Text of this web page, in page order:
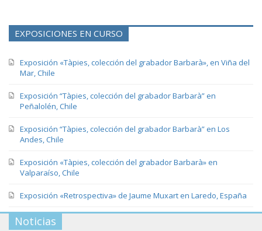
EXPOSICIONES EN CURSO
Exposición «Tàpies, colección del grabador Barbarà», en Viña del
Mar, Chile
Exposición “Tàpies, colección del grabador Barbarà” en
Peñalolén, Chile
Exposición “Tàpies, colección del grabador Barbarà” en Los
Andes, Chile
Exposición «Tàpies, colección del grabador Barbarà» en
Valparaíso, Chile
Exposición «Retrospectiva» de Jaume Muxart en Laredo, España
Noticias